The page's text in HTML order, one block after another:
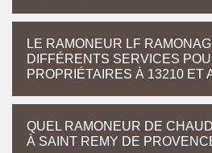
LE RAMONEUR LF
DIFFÉRENTS SERVICES
PROPRIÉTAIRES À 13210 ET
QUEL RAMONEUR DE
À SAINT REMY DE